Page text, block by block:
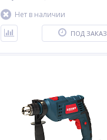
Нет в наличии
ПОД ЗАКАЗ